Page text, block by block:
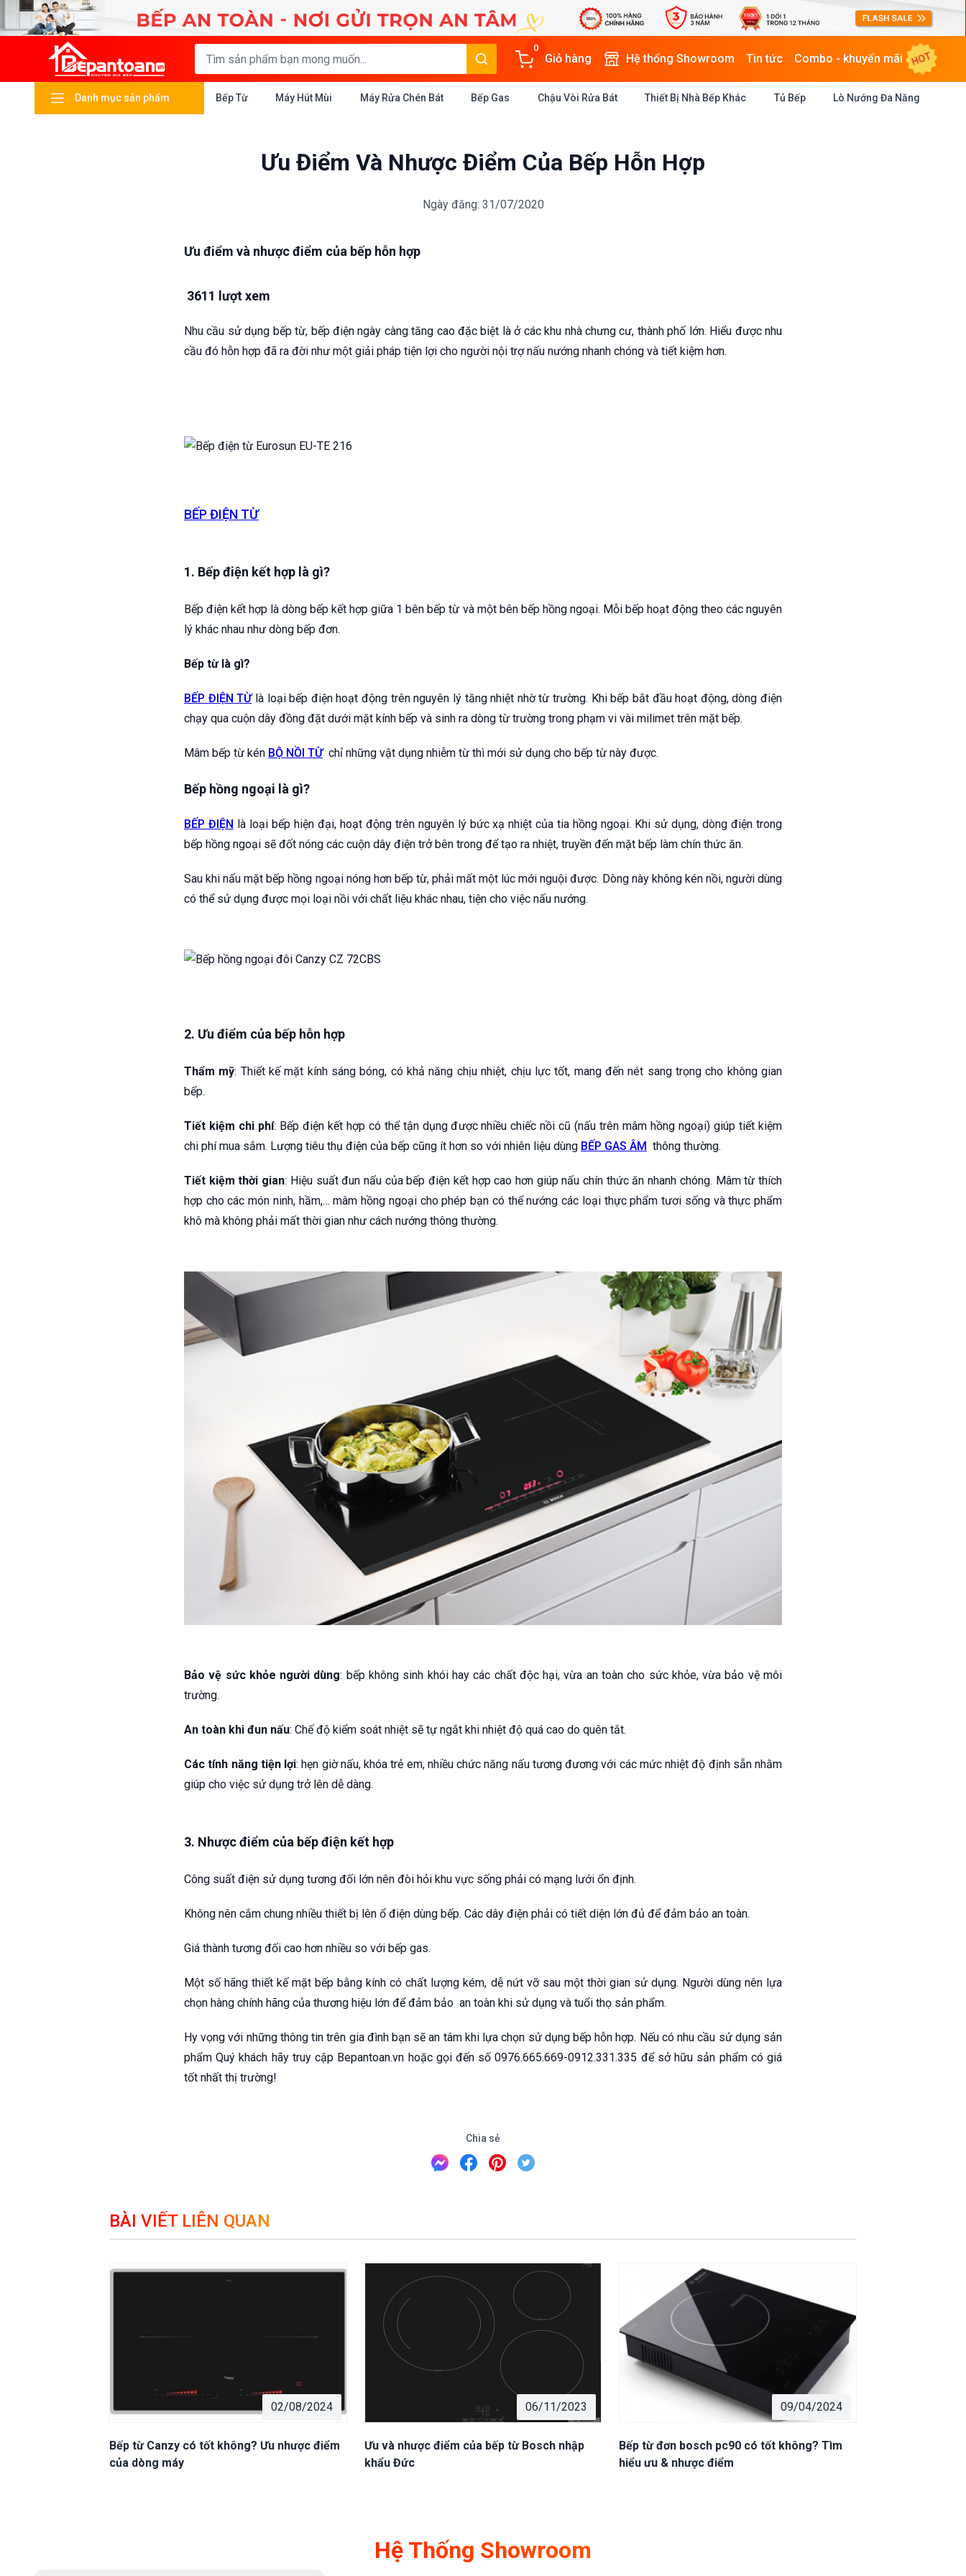
0
Giỏ hàng Hệ thống Showroom Tin tức Combo - khuyến mãi HOT
Danh mục sản phẩm Bếp Từ Máy Hút Mùi Máy Rửa Chén Bát Bếp Gas Chậu Vòi Rửa Bát Thiết Bị Nhà Bếp Khác Tủ Bếp Lò Nướng Đa Năng
Ưu Điểm Và Nhược Điểm Của Bếp Hỗn Hợp
Ngày đăng: 31/07/2020
Ưu điểm và nhược điểm của bếp hỗn hợp
3611 lượt xem
Nhu cầu sử dụng bếp từ, bếp điện ngày càng tăng cao đặc biệt là ở các khu nhà chưng cư, thành phố lớn. Hiểu được nhu
cầu đó hỗn hợp đã ra đời như một giải pháp tiện lợi cho người nội trợ nấu nướng nhanh chóng và tiết kiệm hơn.
BẾP ĐIỆN TỪ
1. Bếp điện kết hợp là gì?
Bếp điện kết hợp là dòng bếp kết hợp giữa 1 bên bếp từ và một bên bếp hồng ngoại. Mỗi bếp hoạt động theo các nguyên
lý khác nhau như dòng bếp đơn.
Bếp từ là gì?
BẾP ĐIỆN TỪlà loại bếp điện hoạt động trên nguyên lý tăng nhiệt nhờ từ trường. Khi bếp bắt đầu hoạt động, dòng điện
chạy qua cuộn dây đồng đặt dưới mặt kính bếp và sinh ra dòng từ trường trong phạm vi vài milimet trên mặt bếp.
Mâm bếp từ kén BỘ NỒI TỪchỉ những vật dụng nhiễm từ thì mới sử dụng cho bếp từ này được.
Bếp hồng ngoại là gì?
BẾP ĐIỆN là loại bếp hiện đại, hoạt động trên nguyên lý bức xạ nhiệt của tia hồng ngoại. Khi sử dụng, dòng điện trong
bếp hồng ngoại sẽ đốt nóng các cuộn dây điện trở bên trong để tạo ra nhiệt, truyền đến mặt bếp làm chín thức ăn.
Sau khi nấu mặt bếp hồng ngoại nóng hơn bếp từ, phải mất một lúc mới nguội được. Dòng này không kén nồi, người dùng
có thể sử dụng được mọi loại nồi với chất liệu khác nhau, tiện cho việc nấu nướng.
2. Ưu điểm của bếp hỗn hợp
Thẩm mỹ: Thiết kế mặt kính sáng bóng, có khả năng chịu nhiệt, chịu lực tốt, mang đến nét sang trọng cho không gian
bếp.
Tiết kiệm chi phí: Bếp điện kết hợp có thể tận dụng được nhiều chiếc nồi cũ (nấu trên mâm hồng ngoại) giúp tiết kiệm
chi phí mua sắm. Lượng tiêu thụ điện của bếp cũng ít hơn so với nhiên liệu dùng BẾP GAS ÂM thông thường.
Tiết kiệm thời gian: Hiệu suất đun nấu của bếp điện kết hợp cao hơn giúp nấu chín thức ăn nhanh chóng. Mâm từ thích
hợp cho các món ninh, hầm,… mâm hồng ngoại cho phép bạn có thể nướng các loại thực phẩm tươi sống và thực phẩm
khô mà không phải mất thời gian như cách nướng thông thường.
Bảo vệ sức khỏe người dùng: bếp không sinh khói hay các chất độc hại, vừa an toàn cho sức khỏe, vừa bảo vệ môi
trường.
An toàn khi đun nấu: Chế độ kiểm soát nhiệt sẽ tự ngắt khi nhiệt độ quá cao do quên tắt.
Các tính năng tiện lợi: hẹn giờ nấu, khóa trẻ em, nhiều chức năng nấu tương đương với các mức nhiệt độ định sẵn nhằm
giúp cho việc sử dụng trở lên dễ dàng.
3. Nhược điểm của bếp điện kết hợp
Công suất điện sử dụng tương đối lớn nên đòi hỏi khu vực sống phải có mạng lưới ổn định.
Không nên cắm chung nhiều thiết bị lên ổ điện dùng bếp. Các dây điện phải có tiết diện lớn đủ để đảm bảo an toàn.
Giá thành tương đối cao hơn nhiều so với bếp gas.
Một số hãng thiết kế mặt bếp bằng kính có chất lượng kém, dễ nứt vỡ sau một thời gian sử dụng. Người dùng nên lựa
chọn hàng chính hãng của thương hiệu lớn để đảm bảo an toàn khi sử dụng và tuổi thọ sản phẩm.
Hy vọng với những thông tin trên gia đình bạn sẽ an tâm khi lựa chọn sử dụng bếp hỗn hợp. Nếu có nhu cầu sử dụng sản
phẩm Quý khách hãy truy cập Bepantoan.vn hoặc gọi đến số 0976.665.669-0912.331.335 để sở hữu sản phẩm có giá
tốt nhất thị trường!
Chia sẻ
BÀI VIẾT LIÊN QUAN
02/08/2024
Bếp từ Canzy có tốt không? Ưu nhược điểm
của dòng máy
06/11/2023
Ưu và nhược điểm của bếp từ Bosch nhập
khẩu Đức
09/04/2024
Bếp từ đơn bosch pc90 có tốt không? Tìm
hiểu ưu & nhược điểm
Hệ Thống Showroom